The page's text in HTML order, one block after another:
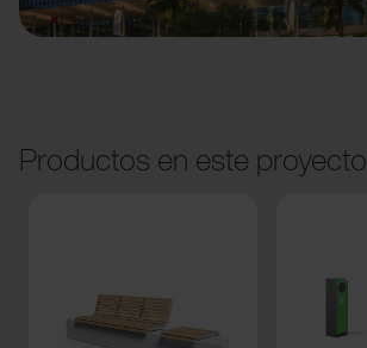
Productos en este proyecto